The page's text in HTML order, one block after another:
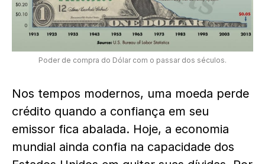
Poder de compra do Dólar com o passar dos séculos.
Nos tempos modernos, uma moeda perde
crédito quando a confiança em seu
emissor fica abalada. Hoje, a economia
mundial ainda confia na capacidade dos